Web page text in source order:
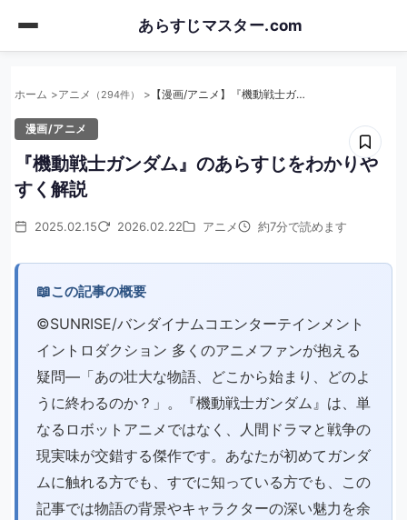
content
あらすじマスター.com
ホーム アニメ （294件） 【漫画/アニメ】『機動戦士ガンダム』のあらすじをわかりやすく解説
漫画/アニメ
『機動戦士ガンダム』のあらすじをわかりや
すく解説
2025.02.15 2026.02.22 アニメ 約7分で読めます
📖この記事の概要
©SUNRISE/バンダイナムコエンターテインメント
イントロダクション 多くのアニメファンが抱える
疑問―「あの壮大な物語、どこから始まり、どのよ
うに終わるのか？」。『機動戦士ガンダム』は、単
なるロボットアニメではなく、人間ドラマと戦争の
現実味が交錯する傑作です。あなたが初めてガンダ
ムに触れる方でも、すでに知っている方でも、この
記事では物語の背景やキャラクターの深い魅力を余